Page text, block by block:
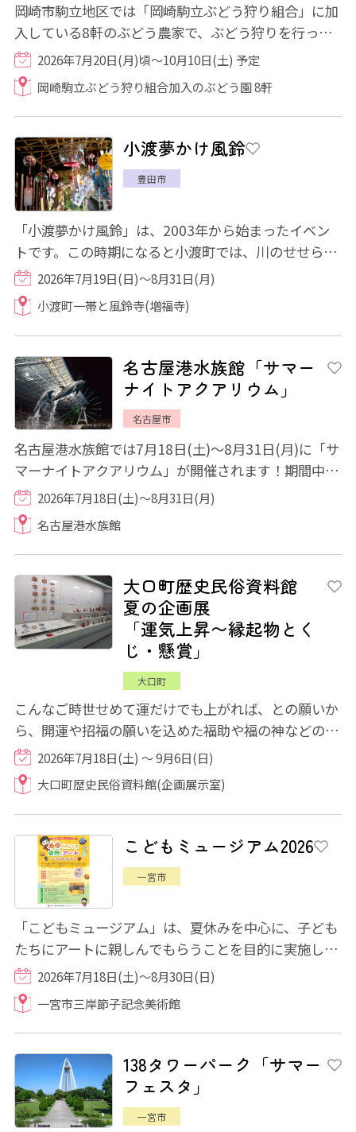
岡崎市駒立地区では「岡崎駒立ぶどう狩り組合」に加
入している8軒のぶどう農家で、ぶどう狩りを行って
います。 巨峰やデラウェア、シャインマスカ...
2026年7月20日(月)頃～10月10日(土) 予定
岡崎駒立ぶどう狩り組合加入のぶどう園 8軒
小渡夢かけ風鈴
豊田市
「小渡夢かけ風鈴」は、2003年から始まったイベン
トです。この時期になると小渡町では、川のせせらぎ
に加えて、涼しげな風鈴の音色が町いっぱいに...
2026年7月19日(日)～8月31日(月)
小渡町一帯と風鈴寺(増福寺)
名古屋港水族館「サマー
ナイトアクアリウム」
名古屋市
名古屋港水族館では7月18日(土)～8月31日(月)に「サ
マーナイトアクアリウム」が開催されます！期間中、
20:00まで延長開館され、17:00以降は南館の...
2026年7月18日(土)～8月31日(月)
名古屋港水族館
大口町歴史民俗資料館
夏の企画展
「運気上昇〜縁起物とく
じ・懸賞」
大口町
こんなご時世せめて運だけでも上がれば、との願いか
ら、開運や招福の願いを込めた福助や福の神などの縁
起物の数々や社寺から授与された絵馬、運試...
2026年7月18日(土) ～ 9月6日(日)
大口町歴史民俗資料館(企画展示室)
こどもミュージアム2026
一宮市
「こどもミュージアム」は、夏休みを中心に、子ども
たちにアートに親しんでもらうことを目的に実施して
いる教育普及プログラムです。 今年は、「...
2026年7月18日(土)～8月30日(日)
一宮市三岸節子記念美術館
138タワーパーク「サマー
フェスタ」
一宮市